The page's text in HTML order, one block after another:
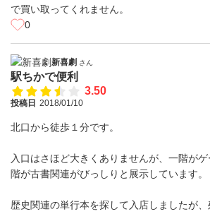
で買い取ってくれません。
0
新喜劇 さん
駅ちかで便利
3.50
投稿日 2018/01/10
北口から徒歩１分です。
入口はさほど大きくありませんが、一階が
階が古書関連がびっしりと展示しています。
歴史関連の単行本を探して入店しましたが